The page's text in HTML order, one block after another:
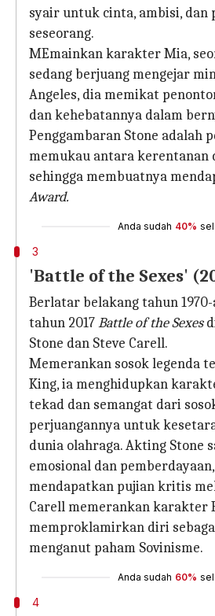
syair untuk cinta, ambisi, dan
seseorang.
MEmainkan karakter Mia,
sedang berjuang mengejar
Angeles, dia memikat
dan kehebatannya dalam
Penggambaran Stone adalah
memukau antara kerentanan
sehingga membuatnya
Award.
Anda sudah 40%
3
'Battle of the Sexes'
Berlatar belakang tahun
tahun 2017Battle of the Sexes
Stone dan Steve Carell.
Memerankan sosok legenda
King, ia menghidupkan
tekad dan semangat dari
perjuangannya untuk
dunia olahraga. Akting Stone
emosional dan
mendapatkan pujian kritis
Carell memerankan karakter
memproklamirkan diri
menganut paham Sovinisme.
Anda sudah 60%
4